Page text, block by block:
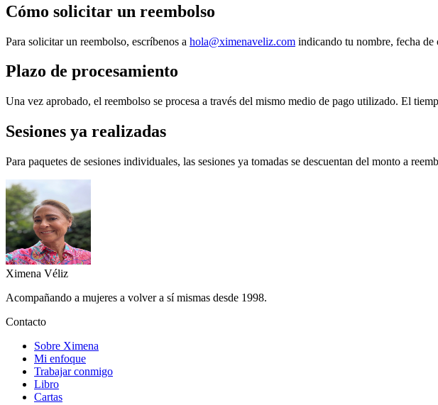
Cómo solicitar un reembolso
Para solicitar un reembolso, escríbenos a hola@ximenaveliz.com indicando tu nombre, fecha de
Plazo de procesamiento
Una vez aprobado, el reembolso se procesa a través del mismo medio de pago utilizado. El
Sesiones ya realizadas
Para paquetes de sesiones individuales, las sesiones ya tomadas se descuentan del monto a
Ximena Véliz
Acompañando a mujeres a volver a sí mismas desde 1998.
Contacto
Sobre Ximena
Mi enfoque
Trabajar conmigo
Libro
Cartas